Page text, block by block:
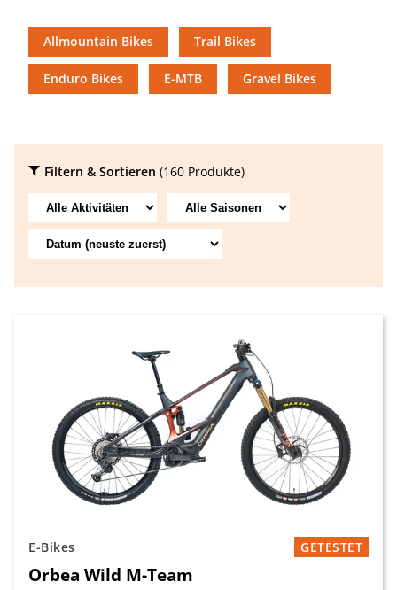
Allmountain Bikes Trail Bikes
Enduro Bikes E-MTB Gravel Bikes
Filtern & Sortieren (160 Produkte)
E-Bikes GETESTET
Orbea Wild M-Team